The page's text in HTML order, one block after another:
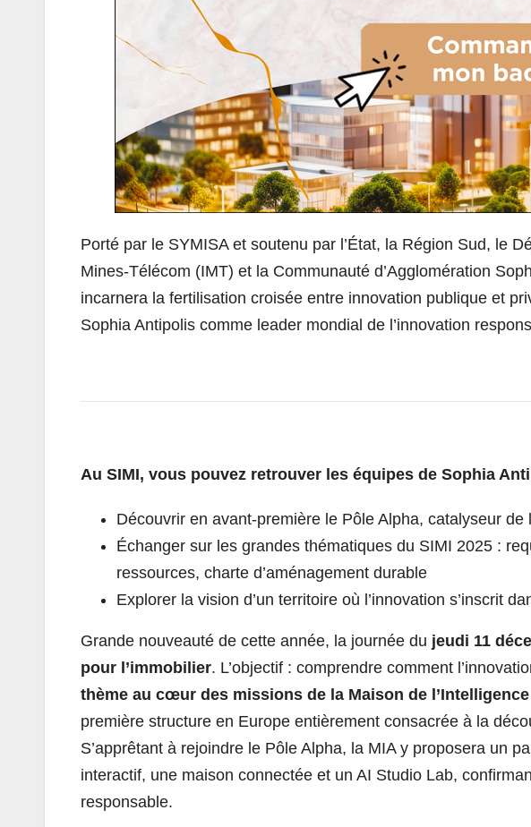
Porté par le SYMISA et soutenu par l’État, la Région Sud, le
Mines-Télécom (IMT) et la Communauté d’Agglomération
incarnera la fertilisation croisée entre innovation publique et
Sophia Antipolis comme leader mondial de l’innovation
Au SIMI, vous pouvez retrouver les équipes de Sophia
Découvrir en avant-première le Pôle Alpha, catalyseur
Échanger sur les grandes thématiques du SIMI 2025 :
ressources, charte d’aménagement durable
Explorer la vision d’un territoire où l’innovation s’inscrit
Grande nouveauté de cette année, la journée du jeudi 11
pour l’immobilier. L’objectif : comprendre comment
thème au cœur des missions de la Maison de
première structure en Europe entièrement consacrée à la
S’apprêtant à rejoindre le Pôle Alpha, la MIA y proposera un
interactif, une maison connectée et un AI Studio Lab,
responsable.